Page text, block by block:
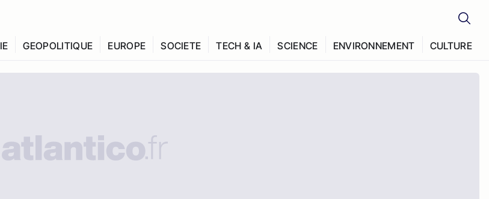
GEOPOLITIQUE EUROPE SOCIETE TECH & IA SCIENCE ENVIRONNEMENT CULTURE